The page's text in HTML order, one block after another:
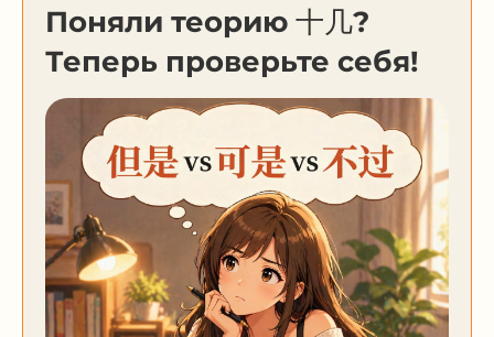
Поняли теорию ⼗⼏?
Теперь проверьте себя!